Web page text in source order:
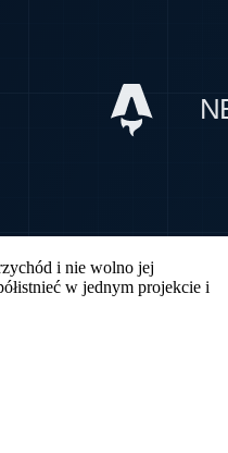
i nie wolno jej
w jednym projekcie i